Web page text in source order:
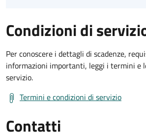
Condizioni di
Per conoscere i dettagli di scadenze,
informazioni importanti, leggi i termini e
servizio.
Termini e condizioni di servizio
Contatti